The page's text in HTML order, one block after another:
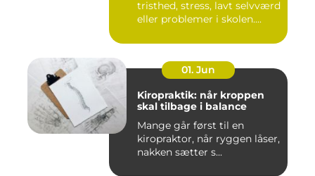
tristhed, stress, lavt selvværd
eller problemer i skolen....
01. Jun
Kiropraktik: når kroppen
skal tilbage i balance
Mange går først til en
kiropraktor, når ryggen låser,
nakken sætter s...